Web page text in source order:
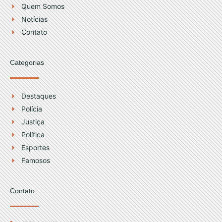
a
m
Quem Somos
Notícias
Contato
Categorias
Destaques
Polícia
Justiça
Política
Esportes
Famosos
Contato